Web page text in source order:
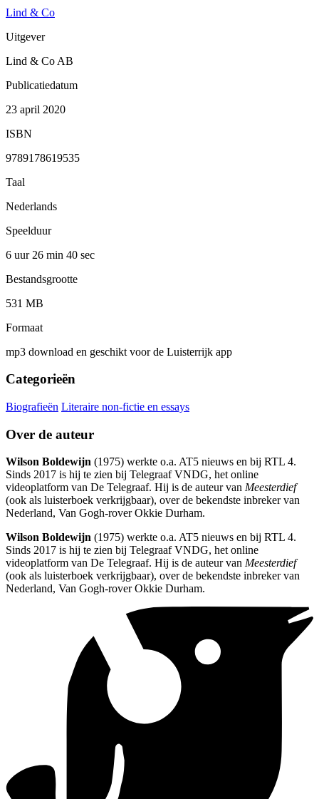
Lind & Co
Uitgever
Lind & Co AB
Publicatiedatum
23 april 2020
ISBN
9789178619535
Taal
Nederlands
Speelduur
6 uur 26 min 40 sec
Bestandsgrootte
531 MB
Formaat
mp3 download en geschikt voor de Luisterrijk app
Categorieën
Biografieën Literaire non-fictie en essays
Over de auteur
Wilson Boldewijn (1975) werkte o.a. AT5 nieuws en bij RTL 4.
Sinds 2017 is hij te zien bij Telegraaf VNDG, het online
videoplatform van De Telegraaf. Hij is de auteur van Meesterdief
(ook als luisterboek verkrijgbaar), over de bekendste inbreker van
Nederland, Van Gogh-rover Okkie Durham.
Wilson Boldewijn (1975) werkte o.a. AT5 nieuws en bij RTL 4.
Sinds 2017 is hij te zien bij Telegraaf VNDG, het online
videoplatform van De Telegraaf. Hij is de auteur van Meesterdief
(ook als luisterboek verkrijgbaar), over de bekendste inbreker van
Nederland, Van Gogh-rover Okkie Durham.